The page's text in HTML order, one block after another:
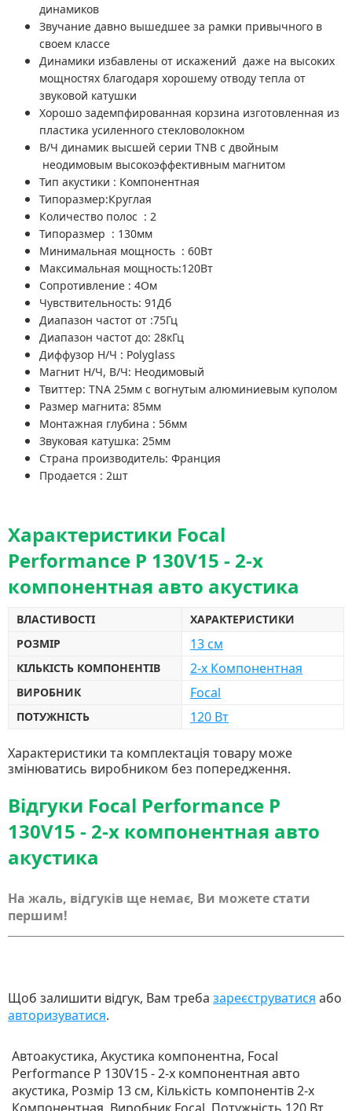
динамиков
Звучание давно вышедшее за рамки привычного в
своем классе
Динамики избавлены от искажений даже на высоких
мощностях благодаря хорошему отводу тепла от
звуковой катушки
Хорошо задемпфированная корзина изготовленная из
пластика усиленного стекловолокном
В/Ч динамик высшей серии TNB с двойным
неодимовым высокоэффективным магнитом
Тип акустики : Компонентная
Типоразмер:Круглая
Количество полос : 2
Типоразмер : 130мм
Минимальная мощность : 60Вт
Максимальная мощность:120Вт
Сопротивление : 4Ом
Чувствительность: 91Дб
Диапазон частот от :75Гц
Диапазон частот до: 28кГц
Диффузор Н/Ч : Polyglass
Магнит Н/Ч, В/Ч: Неодимовый
Твиттер: TNA 25мм с вогнутым алюминиевым куполом
Размер магнита: 85мм
Монтажная глубина : 56мм
Звуковая катушка: 25мм
Страна производитель: Франция
Продается : 2шт
Характеристики Focal
Performance P 130V15 - 2-х
компонентная авто акустика
ВЛАСТИВОСТІ
ХАРАКТЕРИСТИКИ
РОЗМІР
13 см
КІЛЬКІСТЬ КОМПОНЕНТІВ 2-х Компонентная
ВИРОБНИК Focal
ПОТУЖНІСТЬ 120 Вт
Характеристики та комплектація товару може
змінюватись виробником без попередження.
Відгуки Focal Performance P
130V15 - 2-х компонентная авто
акустика
На жаль, відгуків ще немає, Ви можете стати
першим!
Щоб залишити відгук, Вам треба зареєструватися або
авторизуватися.
Автоакустика, Акустика компонентна, Focal
Performance P 130V15 - 2-х компонентная авто
акустика, Розмір 13 см, Кількість компонентів 2-х